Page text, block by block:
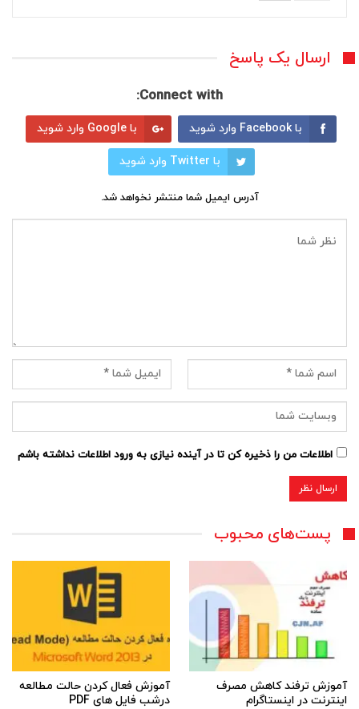
ارسال یک پاسخ
Connect with:
با Facebook وارد شوید با Google وارد شوید
با Twitter وارد شوید
آدرس ایمیل شما منتشر نخواهد شد.
اطلاعات من را ذخیره کن تا در آینده نیازی به ورود اطلاعات نداشته باشم
پست‌های محبوب
آموزش ترفند کاهش مصرف
اینترنت در اینستاگرام
آموزش فعال کردن حالت مطالعه
درشب فایل های PDF